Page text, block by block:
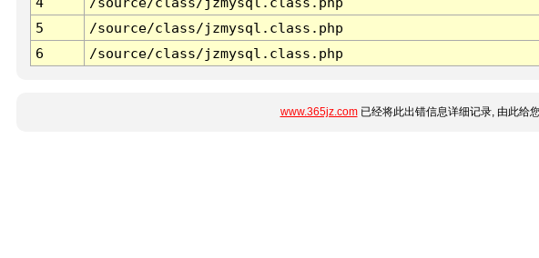
5
/source/class/jzmysql.class.php
6
/source/class/jzmysql.class.php
www.365jz.com已经将此出错信息详细记录, 由此给